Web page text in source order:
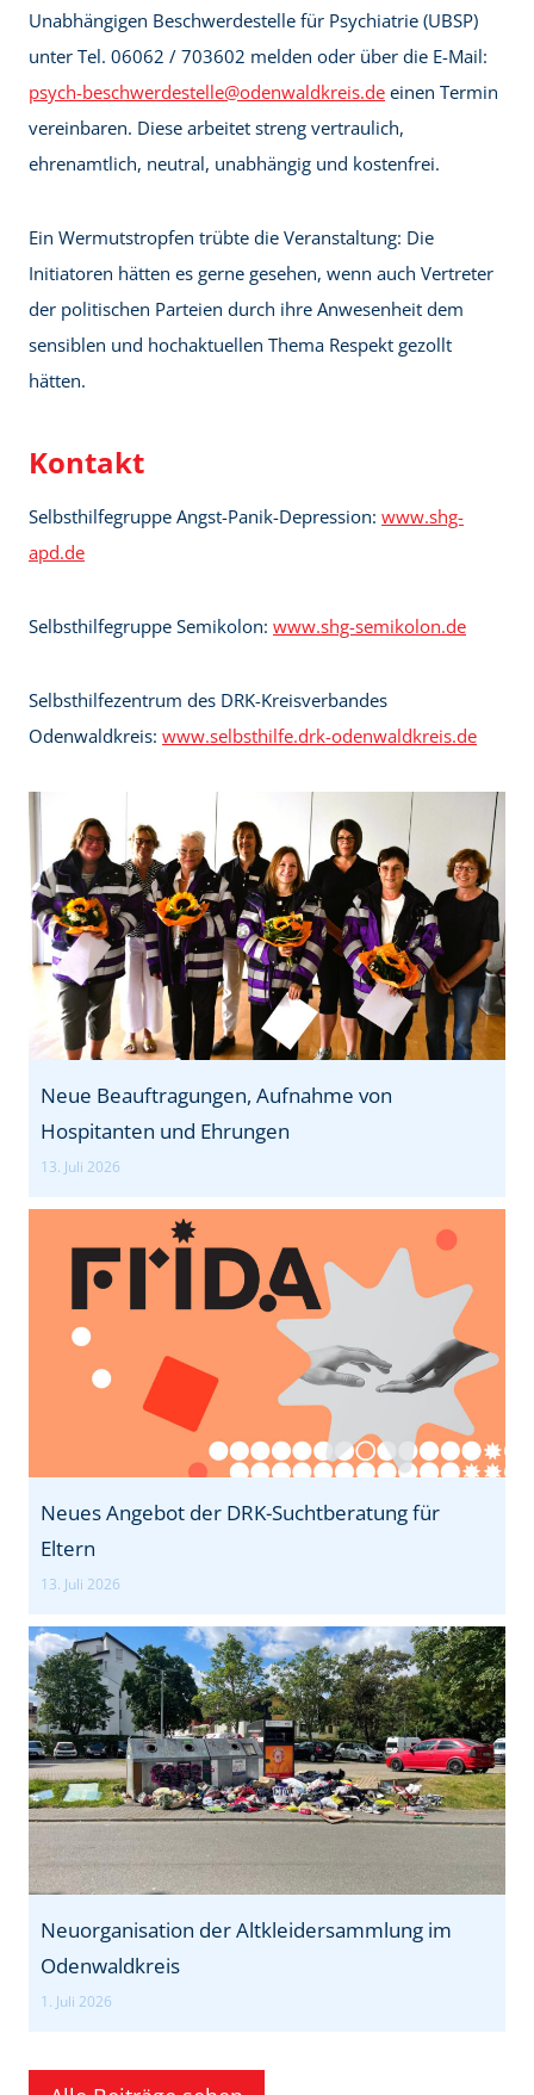
Unabhängigen Beschwerdestelle für Psychiatrie (UBSP)
unter Tel. 06062 / 703602 melden oder über die E-Mail:
psych-beschwerdestelle@odenwaldkreis.de einen Termin
vereinbaren. Diese arbeitet streng vertraulich,
ehrenamtlich, neutral, unabhängig und kostenfrei.
Ein Wermutstropfen trübte die Veranstaltung: Die
Initiatoren hätten es gerne gesehen, wenn auch Vertreter
der politischen Parteien durch ihre Anwesenheit dem
sensiblen und hochaktuellen Thema Respekt gezollt
hätten.
Kontakt
Selbsthilfegruppe Angst-Panik-Depression: www.shg-
apd.de
Selbsthilfegruppe Semikolon: www.shg-semikolon.de
Selbsthilfezentrum des DRK-Kreisverbandes
Odenwaldkreis: www.selbsthilfe.drk-odenwaldkreis.de
Neue Beauftragungen, Aufnahme von
Hospitanten und Ehrungen
13. Juli 2026
Neues Angebot der DRK-Suchtberatung für
Eltern
13. Juli 2026
Neuorganisation der Altkleidersammlung im
Odenwaldkreis
1. Juli 2026